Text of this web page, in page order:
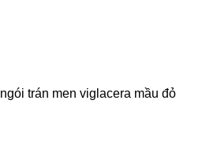
ngói trán men viglacera mầu đỏ